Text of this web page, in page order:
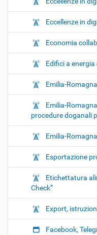
Eccellenze in
Economia
Edifici a energia
Emilia-
Emilia-
procedure doganali
Emilia-
Esportazione
Etichettatura
Check”
Export,
Facebook,